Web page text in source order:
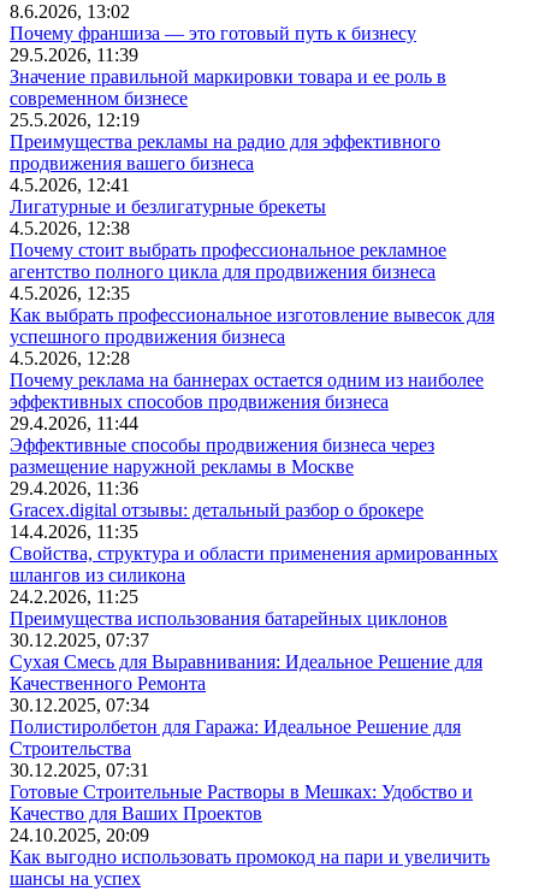
8.6.2026, 13:02
Почему франшиза — это готовый путь к бизнесу
29.5.2026, 11:39
Значение правильной маркировки товара и ее роль в
современном бизнесе
25.5.2026, 12:19
Преимущества рекламы на радио для эффективного
продвижения вашего бизнеса
4.5.2026, 12:41
Лигатурные и безлигатурные брекеты
4.5.2026, 12:38
Почему стоит выбрать профессиональное рекламное
агентство полного цикла для продвижения бизнеса
4.5.2026, 12:35
Как выбрать профессиональное изготовление вывесок для
успешного продвижения бизнеса
4.5.2026, 12:28
Почему реклама на баннерах остается одним из наиболее
эффективных способов продвижения бизнеса
29.4.2026, 11:44
Эффективные способы продвижения бизнеса через
размещение наружной рекламы в Москве
29.4.2026, 11:36
Gracex.digital отзывы: детальный разбор о брокере
14.4.2026, 11:35
Свойства, структура и области применения армированных
шлангов из силикона
24.2.2026, 11:25
Преимущества использования батарейных циклонов
30.12.2025, 07:37
Сухая Смесь для Выравнивания: Идеальное Решение для
Качественного Ремонта
30.12.2025, 07:34
Полистиролбетон для Гаража: Идеальное Решение для
Строительства
30.12.2025, 07:31
Готовые Строительные Растворы в Мешках: Удобство и
Качество для Ваших Проектов
24.10.2025, 20:09
Как выгодно использовать промокод на пари и увеличить
шансы на успех